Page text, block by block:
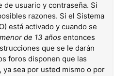
usuario y contraseña. Si
razones. Si el Sistema
está activado y cuando se
de 13 años entonces
que se le darán
foros disponen que las
sea por usted mismo o por